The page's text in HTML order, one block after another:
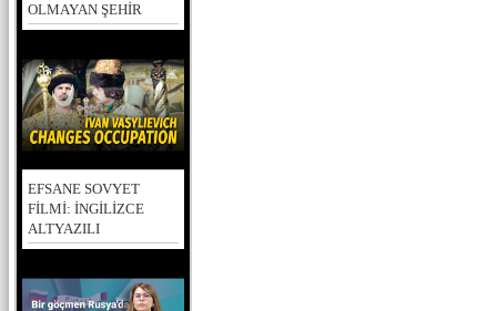
OLMAYAN ŞEHİR
EFSANE SOVYET
FİLMİ: İNGİLİZCE
ALTYAZILI